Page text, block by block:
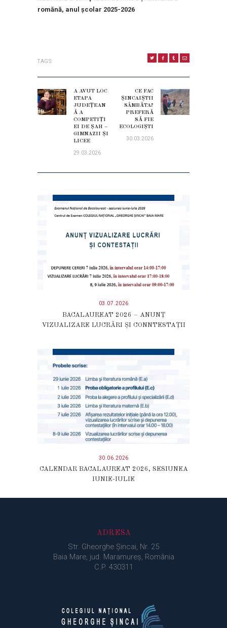
romănă, anul şcolar 2025-2026
TAGS:
ÎN
ARTICOLE
Previous
post:
A AVUT LOC
ETAPA
JUDEȚEAN
Ă A
COMPETIȚI
EI DE ȘAH –
GIMNAZII ȘI
LICEE
29.03.2026
Next
post:
CE FAC
ȘINCAIȘTII
SÂMBĂTA?
PREFERĂ
SĂ FIE
ECOLOGIȘTI
30.03.2026
03.07.2026
BACALAUREAT 2026 – ANUNȚ
VIZUALIZARE LUCRĂRI ȘI CONNTESTAȚII
30.06.2026
CALENDAR BACALAUREAT 2026, SESIUNEA
IUNIE-IULIE
ADRESA
Str. Gheorghe Şincai, Nr. 25
Baia Mare, jud. Maramureș, România
C.P. 430311